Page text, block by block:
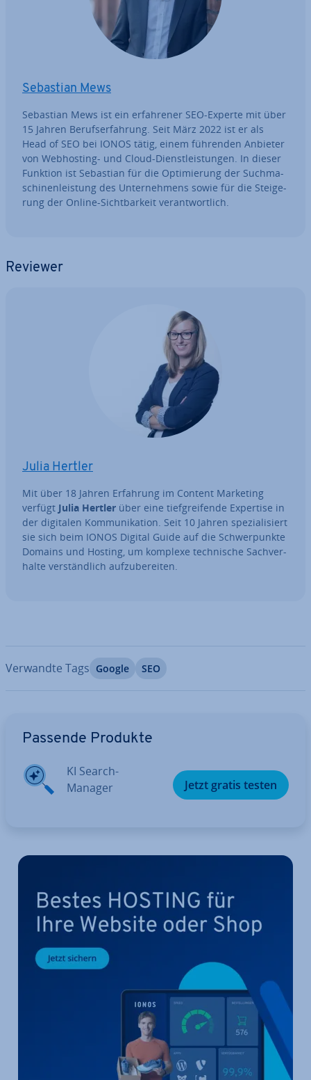
Sebastian Mews
Sebastian Mews ist ein er­fah­re­ner SEO-Experte mit über
15 Jahren Be­rufs­er­fah­rung. Seit März 2022 ist er als
Head of SEO bei IONOS tätig, einem führenden Anbieter
von Web­hos­ting- und Cloud-Dienst­leis­tun­gen. In dieser
Funktion ist Sebastian für die Op­ti­mie­rung der Such­ma­
schi­nen­leis­tung des Un­ter­neh­mens sowie für die Stei­ge­
rung der Online-Sicht­bar­keit ver­ant­wort­lich.
Reviewer
Julia Hertler
Mit über 18 Jahren Erfahrung im Content Marketing
verfügt Julia Hertler über eine tief­grei­fen­de Expertise in
der digitalen Kom­mu­ni­ka­ti­on. Seit 10 Jahren spe­zia­li­siert
sie sich beim IONOS Digital Guide auf die Schwer­punk­te
Domains und Hosting, um komplexe tech­ni­sche Sach­ver­
hal­te ver­ständ­lich auf­zu­be­rei­ten.
Verwandte Tags Google SEO
Passende Produkte
KI Search-
Manager
Jetzt gratis testen